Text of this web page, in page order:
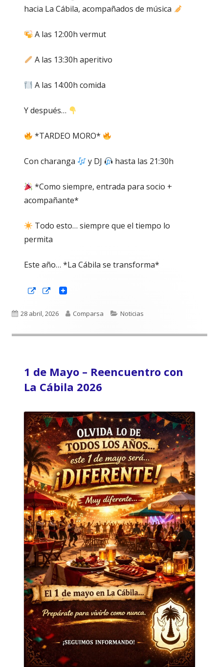
hacia La Cábila, acompañados de música
A las 12:00h vermut
A las 13:30h aperitivo
A las 14:00h comida
Y después…
*TARDEO MORO*
Con charanga y DJ hasta las 21:30h
*Como siempre, entrada para socio +
acompañante*
Todo esto… siempre que el tiempo lo
permita
Este año… *La Cábila se transforma*
Abrir
ventana
Abrir
ventana
Publicado
28 abril, 2026 Autor
Comparsa Categorías
Noticias
1 de Mayo – Reencuentro con
La Cábila 2026